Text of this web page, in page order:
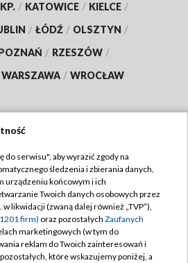
/ KATOWICE / KIELCE /
/ ŁÓDŹ / OLSZTYN /
/ RZESZÓW /
WARSZAWA / WROCŁAW
TVP
Regulamin TVP
prywatności
Moje zgody
do serwisu", aby wyrazić zgody na
śledzenia i zbierania danych,
urządzeniu końcowym i ich
Twoich danych osobowych przez
w likwidacji (zwaną dalej również „TVP”),
firm) oraz pozostałych Zaufanych
marketingowych (w tym do
reklam do Twoich zainteresowań i
które wskazujemy poniżej, a